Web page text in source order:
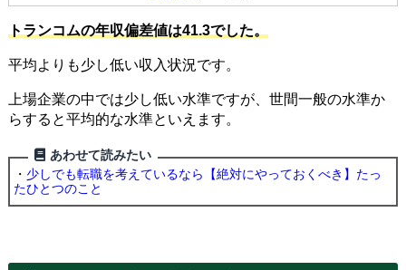
トランコムの年収偏差値は41.3でした。
平均よりも少し低い収入状況です。
上場企業の中では少し低い水準ですが、世間一般の水準か
らすると平均的な水準といえます。
あわせて読みたい
・ 少しでも転職を考えているなら【絶対にやっておくべき】たっ
たひとつのこと